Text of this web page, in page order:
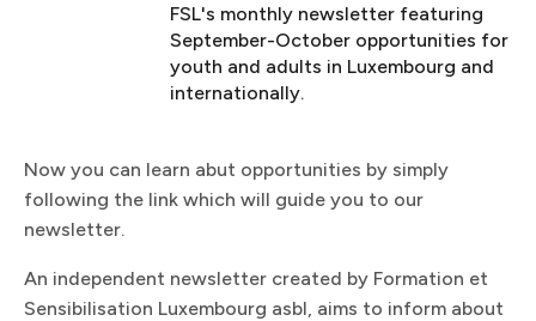
FSL's monthly newsletter featuring
September-October opportunities for
youth and adults in Luxembourg and
internationally.​​​​‌ ‍ ​‍​‍‌‍ ‌ ​‍‌‍‍‌‌‍‌ ‌‍‍‌‌‍ ‍​‍​‍​ ‍‍​‍​‍‌ ​ ‌‍​‌‌‍ ‍‌‍‍‌‌ ‌​‌ ‍‌​‍ ‍‌‍‍‌‌‍ ​‍​‍​‍ ​​‍​‍‌‍‍​‌ ​‍‌‍‌‌‌‍‌‍​‍​‍​ ‍‍​‍​‍​‍ ‌ ​ ‌ ‌​‌ ‌‌‌‍‌​‌‍‍‌‌‍ ​‍ ‌‍‍‌‌‍ ‍‌ ‌​‌‍‌‌‌‍ ‍‌ ‌​​‍ ‌‍‌‌‌‍‌​‌‍‍‌‌ ‌​​‍ ‌‍ ‌‌‍ ‌‍‌​‌‍‌‌​ ‌‌ ​​‌ ​‍‌‍‌‌‌ ​ ‌‍‌‌‌‍ ‍‌ ‌​‌‍​‌‌ ‌​‌‍‍‌‌‍ ‌‍ ‍​ ‍ ‌‍‍‌‌‍‌​​ ‌​ ‌ ​ ‌‌​ ​‌​ ‌‍​ ‌‍‌‍​‌​ ​‍‌‍‌​​‍ ‌​ ​ ​ ​‍​ ​‍‌‍​ ​‍ ‌​ ‌​‌‍‌​‌‍​ ​ ​​​‍ ‌​ ‍​​ ‌​​ ‍​​ ​‍​‍ ‌‌‍‌​​ ​‍​ ​​‌‍‌‍​ ​‌​ ​‍‌‍​‌​ ‌​‌‍​ ​ ‌‌‌‍‌‌‌‍​‌​ ‍ ‌ ‌​‌ ‍‌‌ ​​‌‍‌‌​ ‌‌‍ ‍‌‍‌‌‌ ‌ ‌ ​ ‌‌​​‌‍ ‌ ​ ‌ ‌​​ ‍ ‌ ​​‌‍​‌‌ ‌​‌‍‍​​ ‌‌‍‌​‌‍‌‌‌ ​ ‌‍​ ‌ ​‍‌‍‍‌‌ ​​‌ ‌​‌‍‍‌‌‍ ‌‍ ‍​ ‌‍​‍‌‍​‌‌ ​ ‌‍‌‌‌‌‌‌‌ ​‍‌‍ ​​ ‌​‍‌‌​ ​‍‌​‌‍‌ ​ ‌ ‌​‌ ‌‌‌‍‌​‌‍‍‌‌‍ ​‍‌‍‌‍‍‌‌‍‌​​ ‌​ ‌ ​ ‌‌​ ​‌​ ‌‍​ ‌‍‌‍​‌​ ​‍‌‍‌​​‍ ‌​ ​ ​ ​‍​ ​‍‌‍​ ​‍ ‌​ ‌​‌‍‌​‌‍​ ​ ​​​‍ ‌​ ‍​​ ‌​​ ‍​​ ​‍​‍ ‌‌‍‌​​ ​‍​ ​​‌‍‌‍​ ​‌​ ​‍‌‍​‌​ ‌​‌‍​ ​ ‌‌‌‍‌‌‌‍​‌​‍‌‍‌ ‌​‌ ‍‌‌ ​​‌‍‌‌​ ‌‌‍ ‍‌‍‌‌‌ ‌ ‌ ​ ‌‌​​‌‍ ‌ ​ ‌ ‌​​‍‌‍‌ ​​‌‍​‌‌ ‌​‌‍‍​​ ‌‌‍‌​‌‍‌‌‌ ​ ‌‍​ ‌ ​‍‌‍‍‌‌ ​​‌ ‌​‌‍‍‌‌‍ ‌‍ ‍​‍‌‍‌ ​​‌‍‌‌‌ ​‍‌ ​ ‌ ​​‌‍‌‌‌‍​ ‌ ‌​‌‍‍‌‌ ‌‍‌‍‌‌​ ‌‌ ​​‌ ‌‌‌‍​‍‌‍ ​‌‍‍‌‌ ​ ‌‍‍​‌‍‌‌‌‍‌​​‍​‍‌ ‌
Now you can learn abut opportunities by simply
following the link which will guide you to our
newsletter.​​​​‌ ‍ ​‍​‍‌‍ ‌ ​‍‌‍‍‌‌‍‌ ‌‍‍‌‌‍ ‍​‍​‍​ ‍‍​‍​‍‌ ​ ‌‍​‌‌‍ ‍‌‍‍‌‌ ‌​‌ ‍‌​‍ ‍‌‍‍‌‌‍ ​‍​‍​‍ ​​‍​‍‌‍‍​‌ ​‍‌‍‌‌‌‍‌‍​‍​‍​ ‍‍​‍​‍​‍ ‌ ​ ‌ ‌​‌ ‌‌‌‍‌​‌‍‍‌‌‍ ​‍ ‌‍‍‌‌‍ ‍‌ ‌​‌‍‌‌‌‍ ‍‌ ‌​​‍ ‌‍‌‌‌‍‌​‌‍‍‌‌ ‌​​‍ ‌‍ ‌‌‍ ‌‍‌​‌‍‌‌​ ‌‌ ​​‌ ​‍‌‍‌‌‌ ​ ‌‍‌‌‌‍ ‍‌ ‌​‌‍​‌‌ ‌​‌‍‍‌‌‍ ‌‍ ‍​ ‍ ‌‍‍‌‌‍‌​​ ‌​ ‌ ​ ‌‌​ ​‌​ ‌‍​ ‌‍‌‍​‌​ ​‍‌‍‌​​‍ ‌​ ​ ​ ​‍​ ​‍‌‍​ ​‍ ‌​ ‌​‌‍‌​‌‍​ ​ ​​​‍ ‌​ ‍​​ ‌​​ ‍​​ ​‍​‍ ‌‌‍‌​​ ​‍​ ​​‌‍‌‍​ ​‌​ ​‍‌‍​‌​ ‌​‌‍​ ​ ‌‌‌‍‌‌‌‍​‌​ ‍ ‌ ‌​‌ ‍‌‌ ​​‌‍‌‌​ ‌‌‍ ‍‌‍‌‌‌ ‌ ‌ ​ ‌‌​​‌‍ ‌ ​ ‌ ‌​​ ‍ ‌ ​​‌‍​‌‌ ‌​‌‍‍​​ ‌‌ ​ ‌‍‌‌‌‍​ ‌ ‌​‌‍‍‌‌‍ ‌‍ ‍‌ ​ ​‍‌‌​ ‌‌‌​​‍‌‌ ‌‍‍ ‌‍‌‌‌ ‍‌​‍‌‌​ ​ ‌​‌​​‍‌‌​ ​ ‌​‌​​‍‌‌​ ​‍​ ​‍​ ​​​ ​‍​ ‌‌‌‍​‌​ ‍‌‌‍‌​‌‍‌‍​ ‌‌​ ​‍​ ‌ ‌‍‌​‌‍‌​​‍‌‌​ ​‍​ ​‍​‍‌‌​ ‌‌‌​‌​​‍ ‍‌‍​ ‌‍ ‌‍ ‍‌ ‌​‌‍‌‌‌‍ ‍‌ ‌​​‍‌‌​ ‌‌‌​​‍‌‌ ‌‍‍ ‌‍‌‌‌ ‍‌​‍‌‌​ ​ ‌​‌​​‍‌‌​ ​ ‌​‌​​‍‌‌​ ​‍​ ​‍‌‍‌​‌‍​ ‌‍‌‍​ ‍​​ ‌ ​ ‍​​ ​‍​ ‌‍​ ​‍​ ‌ ​ ​ ​ ​​​‍‌‌​ ​‍​ ​‍​‍‌‌​ ‌‌‌​‌​​‍ ‍‌‍​ ‌‍‍​‌‍‍‌‌‍ ​‌‍‌​‌ ​‍‌‍‌‌‌‍ ‍​‍‌‌​ ‌‌‌​​‍‌‌ ‌‍‍ ‌‍‌‌‌ ‍‌​‍‌‌​ ​ ‌​‌​​‍‌‌​ ​ ‌​‌​​‍‌‌​ ​‍​ ​‍​ ‌‍​ ‌‍​ ‌‌‌‍‌‌​ ​ ‌‍‌‌​ ​ ‌‍​‌​ ​​‌‍​‌​ ​‌‌‍​ ​‍‌‌​ ​‍​ ​‍​‍‌‌​ ‌‌‌​‌​​‍ ‍‌ ‌​‌‍‌‌‌ ‍​‌ ‌​​ ‌‍​‍‌‍​‌‌ ​ ‌‍‌‌‌‌‌‌‌ ​‍‌‍ ​​ ‌​‍‌‌​ ​‍‌​‌‍‌ ​ ‌ ‌​‌ ‌‌‌‍‌​‌‍‍‌‌‍ ​‍‌‍‌‍‍‌‌‍‌​​ ‌​ ‌ ​ ‌‌​ ​‌​ ‌‍​ ‌‍‌‍​‌​ ​‍‌‍‌​​‍ ‌​ ​ ​ ​‍​ ​‍‌‍​ ​‍ ‌​ ‌​‌‍‌​‌‍​ ​ ​​​‍ ‌​ ‍​​ ‌​​ ‍​​ ​‍​‍ ‌‌‍‌​​ ​‍​ ​​‌‍‌‍​ ​‌​ ​‍‌‍​‌​ ‌​‌‍​ ​ ‌‌‌‍‌‌‌‍​‌​‍‌‍‌ ‌​‌ ‍‌‌ ​​‌‍‌‌​ ‌‌‍ ‍‌‍‌‌‌ ‌ ‌ ​ ‌‌​​‌‍ ‌ ​ ‌ ‌​​‍‌‍‌ ​​‌‍​‌‌ ‌​‌‍‍​​ ‌‌ ​ ‌‍‌‌‌‍​ ‌ ‌​‌‍‍‌‌‍ ‌‍ ‍‌ ​ ​‍‌‌​ ‌‌‌​​‍‌‌ ‌‍‍ ‌‍‌‌‌ ‍‌​‍‌‌​ ​ ‌​‌​​‍‌‌​ ​ ‌​‌​​‍‌‌​ ​‍​ ​‍​ ​​​ ​‍​ ‌‌‌‍​‌​ ‍‌‌‍‌​‌‍‌‍​ ‌‌​ ​‍​ ‌ ‌‍‌​‌‍‌​​‍‌‌​ ​‍​ ​‍​‍‌‌​ ‌‌‌​‌​​‍ ‍‌‍​ ‌‍ ‌‍ ‍‌ ‌​‌‍‌‌‌‍ ‍‌ ‌​​‍‌‌​ ‌‌‌​​‍‌‌ ‌‍‍ ‌‍‌‌‌ ‍‌​‍‌‌​ ​ ‌​‌​​‍‌‌​ ​ ‌​‌​​‍‌‌​ ​‍​ ​‍‌‍‌​‌‍​ ‌‍‌‍​ ‍​​ ‌ ​ ‍​​ ​‍​ ‌‍​ ​‍​ ‌ ​ ​ ​ ​​​‍‌‌​ ​‍​ ​‍​‍‌‌​ ‌‌‌​‌​​‍ ‍‌‍​ ‌‍‍​‌‍‍‌‌‍ ​‌‍‌​‌ ​‍‌‍‌‌‌‍ ‍​‍‌‌​ ‌‌‌​​‍‌‌ ‌‍‍ ‌‍‌‌‌ ‍‌​‍‌‌​ ​ ‌​‌​​‍‌‌​ ​ ‌​‌​​‍‌‌​ ​‍​ ​‍​ ‌‍​ ‌‍​ ‌‌‌‍‌‌​ ​ ‌‍‌‌​ ​ ‌‍​‌​ ​​‌‍​‌​ ​‌‌‍​ ​‍‌‌​ ​‍​ ​‍​‍‌‌​ ‌‌‌​‌​​‍ ‍‌ ‌​‌‍‌‌‌ ‍​‌ ‌​​‍‌‍‌ ​​‌‍‌‌‌ ​‍‌ ​ ‌ ​​‌‍‌‌‌‍​ ‌ ‌​‌‍‍‌‌ ‌‍‌‍‌‌​ ‌‌ ​​‌ ‌‌‌‍​‍‌‍ ​‌‍‍‌‌ ​ ‌‍‍​‌‍‌‌‌‍‌​​‍​‍‌ ‌
An independent newsletter created by Formation et
Sensibilisation Luxembourg asbl, aims to inform about